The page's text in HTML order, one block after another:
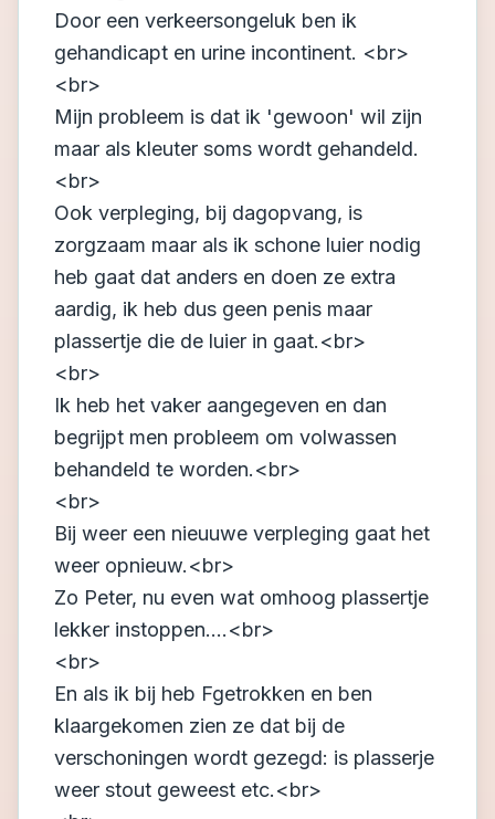
Door een verkeersongeluk ben ik
gehandicapt en urine incontinent. <br>
<br>
Mijn probleem is dat ik 'gewoon' wil zijn
maar als kleuter soms wordt gehandeld.
<br>
Ook verpleging, bij dagopvang, is
zorgzaam maar als ik schone luier nodig
heb gaat dat anders en doen ze extra
aardig, ik heb dus geen penis maar
plassertje die de luier in gaat.<br>
<br>
Ik heb het vaker aangegeven en dan
begrijpt men probleem om volwassen
behandeld te worden.<br>
<br>
Bij weer een nieuuwe verpleging gaat het
weer opnieuw.<br>
Zo Peter, nu even wat omhoog plassertje
lekker instoppen....<br>
<br>
En als ik bij heb Fgetrokken en ben
klaargekomen zien ze dat bij de
verschoningen wordt gezegd: is plasserje
weer stout geweest etc.<br>